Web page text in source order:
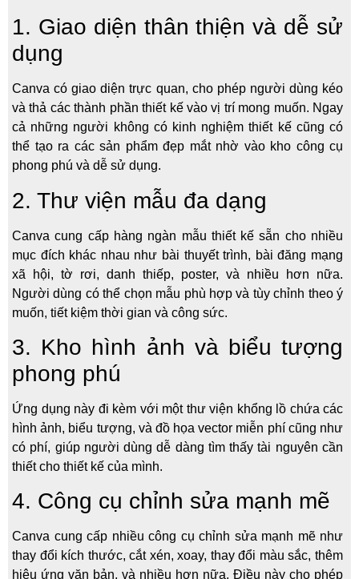
1. Giao diện thân thiện và dễ sử
dụng
Canva có giao diện trực quan, cho phép người dùng kéo
và thả các thành phần thiết kế vào vị trí mong muốn. Ngay
cả những người không có kinh nghiệm thiết kế cũng có
thể tạo ra các sản phẩm đẹp mắt nhờ vào kho công cụ
phong phú và dễ sử dụng.
2. Thư viện mẫu đa dạng
Canva cung cấp hàng ngàn mẫu thiết kế sẵn cho nhiều
mục đích khác nhau như bài thuyết trình, bài đăng mạng
xã hội, tờ rơi, danh thiếp, poster, và nhiều hơn nữa.
Người dùng có thể chọn mẫu phù hợp và tùy chỉnh theo ý
muốn, tiết kiệm thời gian và công sức.
3. Kho hình ảnh và biểu tượng
phong phú
Ứng dụng này đi kèm với một thư viện khổng lồ chứa các
hình ảnh, biểu tượng, và đồ họa vector miễn phí cũng như
có phí, giúp người dùng dễ dàng tìm thấy tài nguyên cần
thiết cho thiết kế của mình.
4. Công cụ chỉnh sửa mạnh mẽ
Canva cung cấp nhiều công cụ chỉnh sửa mạnh mẽ như
thay đổi kích thước, cắt xén, xoay, thay đổi màu sắc, thêm
hiệu ứng văn bản, và nhiều hơn nữa. Điều này cho phép